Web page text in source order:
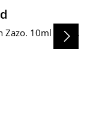
Zazo. 10ml Inhalt.